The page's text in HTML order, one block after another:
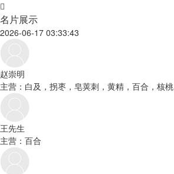
名片展示
2026-06-17 03:33:43
赵崇明
主营：白及，拐枣，皂荚刺，黄精，百合，核桃
王先生
主营：百合